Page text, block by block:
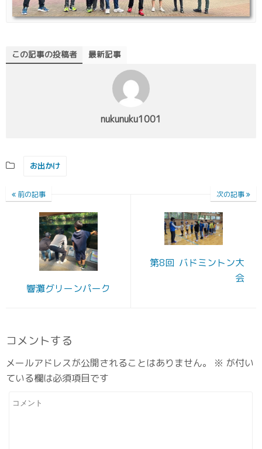
この記事の投稿者 最新記事
nukunuku1001
お出かけ
前の記事
響灘グリーンパーク
次の記事
第8回 バドミントン大
会
コメントする
メールアドレスが公開されることはありません。 ※ が付い
ている欄は必須項目です